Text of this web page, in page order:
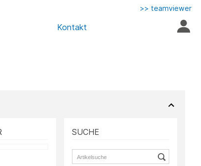
Kontakt
>> teamviewer
SUCHE